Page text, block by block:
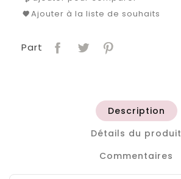
Ajouter à la liste de souhaits
Part
Description
Détails du produit
Commentaires